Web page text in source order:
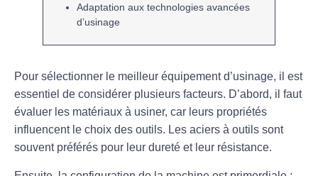
Adaptation auxtechnologies avancées
d’usinage
Pour sélectionner le meilleur équipement d’usinage, il est
essentiel de considérer plusieurs facteurs. D’abord, il faut
évaluer les matériaux à usiner, car leurs propriétés
influencent le choix des outils. Les aciers à outils sont
souvent préférés pour leur dureté et leur résistance.